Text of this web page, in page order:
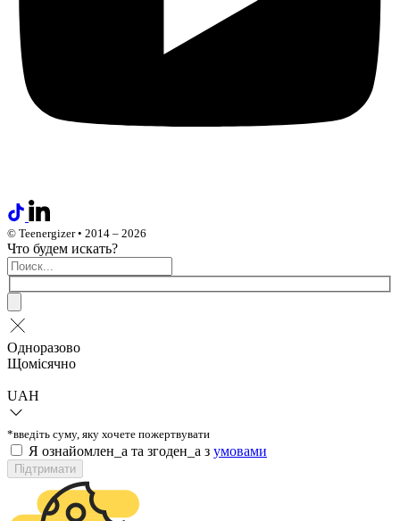
© Teenergizer • 2014 – 2026
Что будем искать?
Одноразово
Щомісячно
UAH
*введіть суму, яку хочете пожертвувати
Я ознайомлен_а та згоден_а з умовами
Підтримати